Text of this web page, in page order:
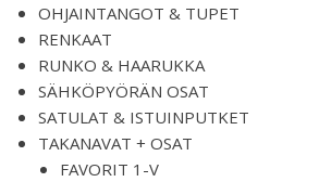
OHJAINTANGOT & TUPET
RENKAAT
RUNKO & HAARUKKA
SÄHKÖPYÖRÄN OSAT
SATULAT & ISTUINPUTKET
TAKANAVAT + OSAT
FAVORIT 1-V